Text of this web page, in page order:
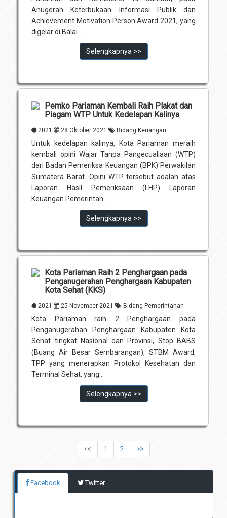
Anugerah Keterbukaan Informasi Publik dan
Achievement Motivation Person Award 2021, yang
digelar di Balai...
Selengkapnya >>
Pemko Pariaman Kembali Raih Plakat dan
Piagam WTP Untuk Kedelapan Kalinya
2021 28 Oktober 2021 Bidang Keuangan
Untuk kedelapan kalinya, Kota Pariaman meraih
kembali opini Wajar Tanpa Pangecualiaan (WTP)
dari Badan Pemeriksa Keuangan (BPK) Perwakilan
Sumatera Barat. Opini WTP tersebut adalah atas
Laporan Hasil Pemeriksaan (LHP) Laporan
Keuangan Pemerintah...
Selengkapnya >>
Kota Pariaman Raih 2 Penghargaan pada
Penganugerahan Penghargaan Kabupaten
Kota Sehat (KKS)
2021 25 November 2021 Bidang Pemerintahan
Kota Pariaman raih 2 Penghargaan pada
Penganugerahan Penghargaan Kabupaten Kota
Sehat tingkat Nasional dan Provinsi, Stop BABS
(Buang Air Besar Sembarangan), STBM Award,
TPP yang menerapkan Protokol Kesehatan dan
Terminal Sehat, yang...
Selengkapnya >>
<< 1 2 >>
Facebook Twitter